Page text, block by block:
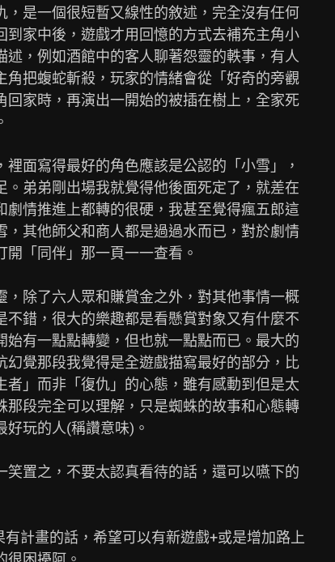
是一個很短暫又線性的敘述，完全沒有任何
家中後，遊戲才用回憶的方式去補充主角小
，例如酒館中的客人聊著怨靈的軼事，有人
把蝮蛇斬殺，玩家的情緒會從「好奇的旁觀
家時，再演出一開始的被插在樹上，全家死
面寫得最好的角色應該是公認的「小雪」，
弟弟剛出場我就覺得他後面死定了，就差在
情推進上都轉的很硬，我甚至覺得瘋五郎這
其他師父和商人都是過過水而已，對於劇情
「同伴」那一頁一一查看。
除了六人眾和賺賞金之外，對其他事情一概
錯，很大的樂趣都是看懸賞對象又有什麼不
有一點點轉變，但也就一點點而已。最大的
覺那段我覺得是全遊戲描寫最好的部分，比
」而非「復仇」的心態，雖有感動到但是太
段完全可以理解，只是蜘蛛的故事和心態轉
玩的人(稱讚意味)。
置之，不要太認真看待的話，還可以嚥下的
計畫的話，希望可以有新遊戲+或是增加路上